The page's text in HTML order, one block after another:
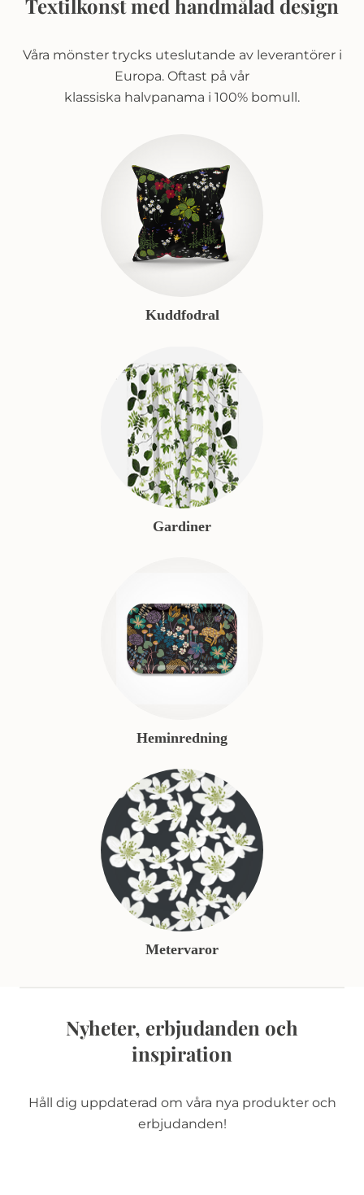
Textilkonst med handmålad design
Våra mönster trycks uteslutande av leverantörer i
Europa. Oftast på vår
klassiska halvpanama i 100% bomull.
Kuddfodral
Gardiner
Heminredning
Metervaror
Nyheter, erbjudanden och
inspiration
Håll dig uppdaterad om våra nya produkter och
erbjudanden!